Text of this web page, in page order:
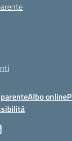
Albo online